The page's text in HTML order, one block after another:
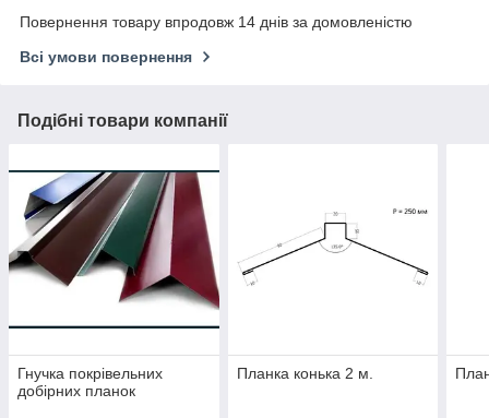
Повернення товару впродовж 14 днів за домовленістю
Всі умови повернення
Подібні товари компанії
Гнучка покрівельних
добірних планок
Планка конька 2 м.